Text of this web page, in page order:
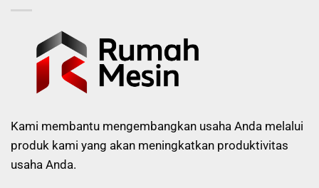
Kami membantu mengembangkan usaha Anda melalui
produk kami yang akan meningkatkan produktivitas
usaha Anda.